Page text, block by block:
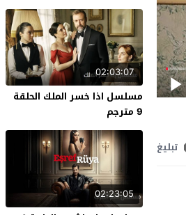
تبليغ
02:03:07
مسلسل اذا خسر الملك الحلقة
9 مترجم
02:23:05